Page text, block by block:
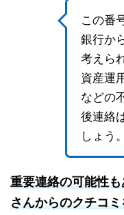
この番
銀行か
考えら
資産運
などの
後連絡
しょう。
重要連絡の可能性
さんからのクチコ